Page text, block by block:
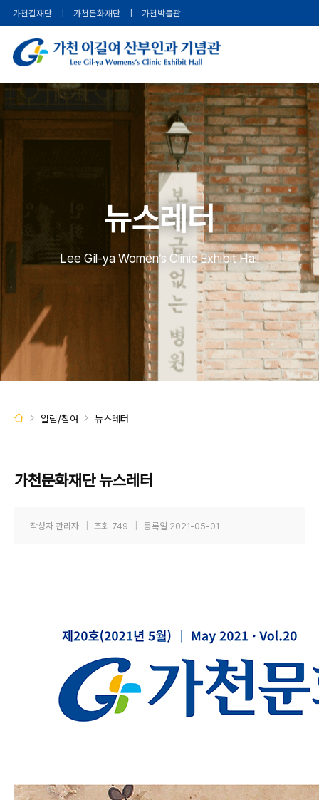
가천길재단 가천문화재단 가천박물관
뉴스레터
Lee Gil-ya Women’s Clinic Exhibit Hall
알림/참여 뉴스레터
가천문화재단 뉴스레터
작성자 관리자 조회 749 등록일 2021-05-01